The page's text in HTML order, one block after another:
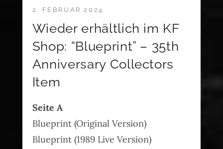
Wieder erhältlich im KF
Shop: “Blueprint” – 35th
Anniversary Collectors
Item
2. FEBRUAR 2024
Seite A
Blueprint (Original Version)
Blueprint (1989 Live Version)